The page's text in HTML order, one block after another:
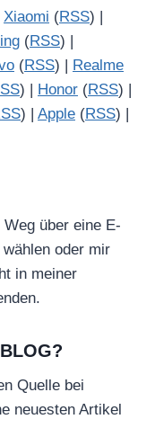
Xiaomi (RSS) |
(RSS) |
(RSS) |
Realme
) | Honor (RSS) |
) | Apple (RSS) |
über eine E-
wählen oder mir
in meiner
Quelle bei
neuesten Artikel